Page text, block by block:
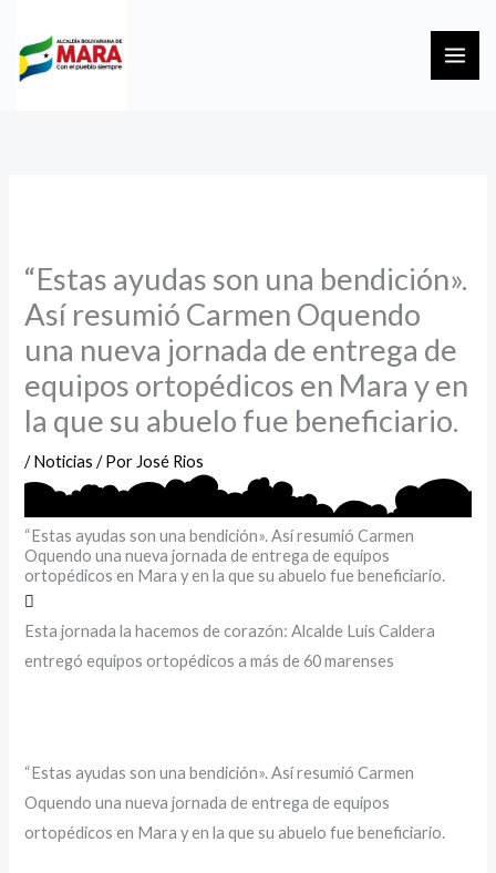
contenido
“Estas ayudas son una bendición».
Así resumió Carmen Oquendo
una nueva jornada de entrega de
equipos ortopédicos en Mara y en
la que su abuelo fue beneficiario.
/Noticias / PorJosé Rios
“Estas ayudas son una bendición». Así resumió Carmen
Oquendo una nueva jornada de entrega de equipos
ortopédicos en Mara y en la que su abuelo fue beneficiario.
Esta jornada la hacemos de corazón: Alcalde Luis Caldera
entregó equipos ortopédicos a más de 60 marenses
“Estas ayudas son una bendición». Así resumió Carmen
Oquendo una nueva jornada de entrega de equipos
ortopédicos en Mara y en la que su abuelo fue beneficiario.